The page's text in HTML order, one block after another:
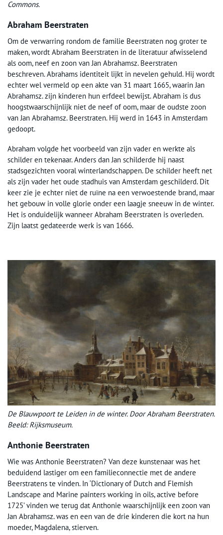
Commons.
Abraham Beerstraten
Om de verwarring rondom de familie Beerstraten nog groter te
maken, wordt Abraham Beerstraten in de literatuur afwisselend
als oom, neef en zoon van Jan Abrahamsz. Beerstraten
beschreven. Abrahams identiteit lijkt in nevelen gehuld. Hij wordt
echter wel vermeld op een akte van 31 maart 1665, waarin Jan
Abrahamsz. zijn kinderen hun erfdeel bewijst. Abraham is dus
hoogstwaarschijnlijk niet de neef of oom, maar de oudste zoon
van Jan Abrahamsz. Beerstraten. Hij werd in 1643 in Amsterdam
gedoopt.
Abraham volgde het voorbeeld van zijn vader en werkte als
schilder en tekenaar. Anders dan Jan schilderde hij naast
stadsgezichten vooral winterlandschappen. De schilder heeft net
als zijn vader het oude stadhuis van Amsterdam geschilderd. Dit
keer zie je echter niet de ruïne na een verwoestende brand, maar
het gebouw in volle glorie onder een laagje sneeuw in de winter.
Het is onduidelijk wanneer Abraham Beerstraten is overleden.
Zijn laatst gedateerde werk is van 1666.
De Blauwpoort te Leiden in de winter. Door Abraham Beerstraten.
Beeld: Rijksmuseum.
Anthonie Beerstraten
Wie was Anthonie Beerstraten? Van deze kunstenaar was het
beduidend lastiger om een familieconnectie met de andere
Beerstratens te vinden. In ‘Dictionary of Dutch and Flemish
Landscape and Marine painters working in oils, active before
1725’ vinden we terug dat Anthonie waarschijnlijk een zoon van
Jan Abrahamsz. was en een van de drie kinderen die kort na hun
moeder, Magdalena, stierven.